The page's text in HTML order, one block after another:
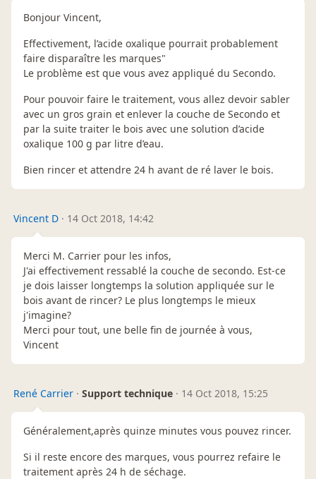
Bonjour Vincent,
Effectivement, l’acide oxalique pourrait probablement
faire disparaître les marques"
Le problème est que vous avez appliqué du Secondo.
Pour pouvoir faire le traitement, vous allez devoir sabler
avec un gros grain et enlever la couche de Secondo et
par la suite traiter le bois avec une solution d’acide
oxalique 100 g par litre d’eau.
Bien rincer et attendre 24 h avant de ré laver le bois.
Vincent D · 14 Oct 2018, 14:42
Merci M. Carrier pour les infos,
J'ai effectivement ressablé la couche de secondo. Est-ce
je dois laisser longtemps la solution appliquée sur le
bois avant de rincer? Le plus longtemps le mieux
j'imagine?
Merci pour tout, une belle fin de journée à vous,
Vincent
René Carrier · Support technique · 14 Oct 2018, 15:25
Généralement,après quinze minutes vous pouvez rincer.
Si il reste encore des marques, vous pourrez refaire le
traitement après 24 h de séchage.